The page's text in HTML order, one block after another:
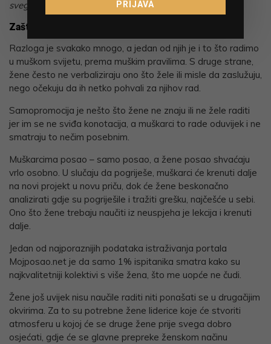
svega 25%, što je razlika od 10 postotnih bodova.
Zašto onda nema više žena na top pozicijama?
Razloga je svakako mnogo, a jedan od njih je i to što radimo
u muškom svijetu, prema muškim pravilima. S druge strane,
žene često ne verbaliziraju ono što žele ili misle da zaslužuju,
nego očekuju da ih netko pohvali za njihov rad.
Samopromocija je nešto što žene ne znaju ili ne žele raditi
jer im se ne sviđa konotacija, a muškarci to rade oduvijek i ne
smatraju to nečim posebnim.
Muškarcima posao – samo posao, a žene posao shvaćaju
vrlo osobno. U slučaju da pogriješe, muškarci će krenuti dalje
na novi projekt u novu priču, dok će žene beskonačno
analizirati gdje su pogriješile i tražiti grešku, najčešće u sebi.
Ono što žene trebaju naučiti iz neuspjeha je lekcija i krenuti
dalje.
Jedan od najporaznijih podataka istraživanja portala
Mojposao.net je da samo 1% ispitanika smatra kako su
najkvalitetniji kolektivi s više žena, što me uopće ne čudi.
Žene još uvijek nisu naučile raditi niti ponašati se u drugačijim
okvirima. Za to su potrebne žene liderice koje će stvoriti
atmosferu u kojoj će se druge žene prije svega dobro
osjećati, gdje će se glavne prepreke ženskom načinu
PRIJAVA